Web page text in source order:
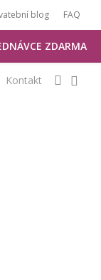
blog FAQ
ZDARMA
Kontakt search
ZDARMA